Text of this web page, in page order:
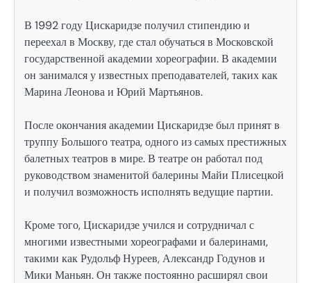
В 1992 году Цискаридзе получил стипендию и
переехал в Москву, где стал обучаться в Московской
государственной академии хореографии. В академии
он занимался у известных преподавателей, таких как
Марина Леонова и Юрий Мартьянов.
После окончания академии Цискаридзе был принят в
труппу Большого театра, одного из самых престижных
балетных театров в мире. В театре он работал под
руководством знаменитой балерины Майи Плисецкой
и получил возможность исполнять ведущие партии.
Кроме того, Цискаридзе учился и сотрудничал с
многими известными хореографами и балеринами,
такими как Рудольф Нуреев, Александр Годунов и
Мики Маньян. Он также постоянно расширял свои